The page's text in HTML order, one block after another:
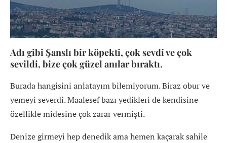
Adı gibi Şanslı bir köpekti, çok sevdi ve çok
sevildi, bize çok güzel anılar bıraktı.
Burada hangisini anlatayım bilemiyorum. Biraz obur ve
yemeyi severdi. Maalesef bazı yedikleri de kendisine
özellikle midesine çok zarar vermişti.
Denize girmeyi hep denedik ama hemen kaçarak sahile